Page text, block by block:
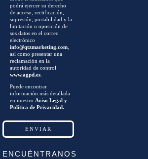
podrá ejercer su derecho
de acceso, rectificación,
supresión, portabilidad y la
limitación u oposición de
sus datos en el correo
electrónico
info@qtzmarketing.com,
así como presentar una
reclamación en la
autoridad de control
www.agpd.es.
Puede encontrar
información más detallada
en nuestroAviso Legal y
Política de Privacidad.
ENCUÉNTRANOS